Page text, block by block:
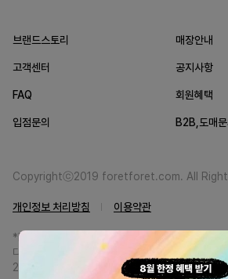
브랜드스토리 매장안내
고객센터 공지사항
FAQ 회원혜택
입점문의 B2B,도매문
Copyrightⓒ2019 foretforet.com. All
개인정보 처리방침 이용약관
*FORETFORET에서는 브랜드 본사와의 직거래
다. 일부 병행상품의 경우 정품인증서를 발급받고
200% 환불해드립니다.